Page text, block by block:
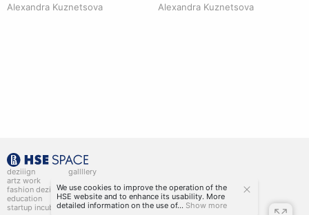
Alexandra Kuznetsova Alexandra Kuznetsova
deziiign
artz work
fashion deziiign
education
startup incubator
gallllery
kiiids.art
We use cookies to improve the operation of the
HSE website and to enhance its usability. More
detailed information on the use of... Show more